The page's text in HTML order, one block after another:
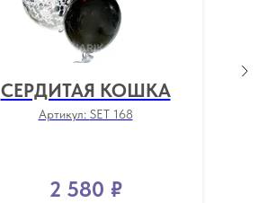
СЕРДИТАЯ КОШКА
Артикул: SET 168
2 580 ₽